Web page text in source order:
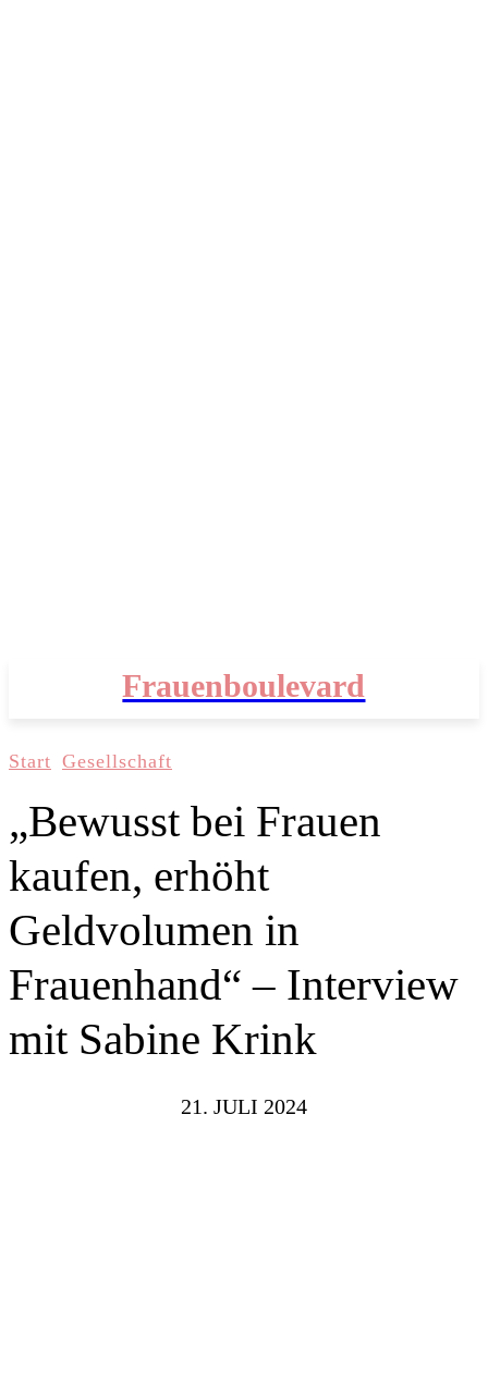
Frauenboulevard
Start Gesellschaft
„Bewusst bei Frauen
kaufen, erhöht
Geldvolumen in
Frauenhand“ – Interview
mit Sabine Krink
21. JULI 2024